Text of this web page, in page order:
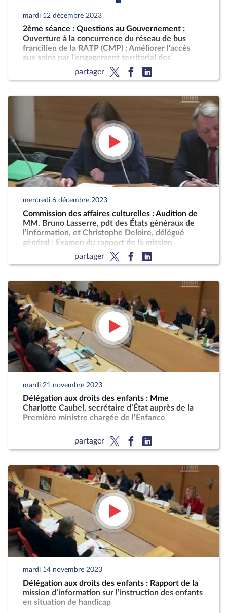
mardi 12 décembre 2023
2ème séance : Questions au Gouvernement ;
Ouverture à la concurrence du réseau de bus
francilien de la RATP (CMP) ; Améliorer l'accès
aux soins par l'engagement territorial des
professionnels (CMP)
partager
mercredi 6 décembre 2023
Commission des affaires culturelles : Audition de
MM. Bruno Lasserre, pdt des États généraux de
l’information, et Christophe Deloire, délégué
général ; Examen du rapport de la mission
d’information sur l’adaptation de l’école aux
enjeux climatiques
partager
mardi 21 novembre 2023
Délégation aux droits des enfants : Mme
Charlotte Caubel, secrétaire d’État auprès de la
Première ministre chargée de l’Enfance
partager
mardi 14 novembre 2023
Délégation aux droits des enfants : Rapport de la
mission d’information sur l’instruction des enfants
en situation de handicap